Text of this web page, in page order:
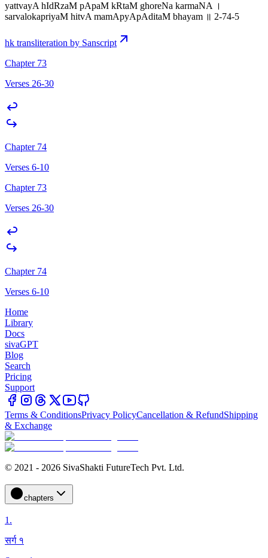
yattvayA hIdRzaM pApaM kRtaM ghoreNa karmaNA ।
sarvalokapriyaM hitvA mamApyApAditaM bhayam ॥ 2-74-5
hk transliteration by Sanscript
Chapter 73
Verses 26-30
Chapter 74
Verses 6-10
Chapter 73
Verses 26-30
Chapter 74
Verses 6-10
Home
Library
Docs
sivaGPT
Blog
Search
Pricing
Support
Terms & ConditionsPrivacy PolicyCancellation & RefundShipping
& Exchange
© 2021 - 2026 SivaShakti FutureTech Pvt. Ltd.
chapters
1.
सर्ग १